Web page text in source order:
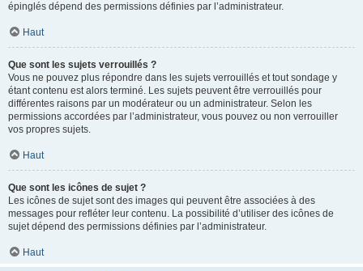
épinglés dépend des permissions définies par l’administrateur.
Haut
Que sont les sujets verrouillés ?
Vous ne pouvez plus répondre dans les sujets verrouillés et tout sondage y
étant contenu est alors terminé. Les sujets peuvent être verrouillés pour
différentes raisons par un modérateur ou un administrateur. Selon les
permissions accordées par l’administrateur, vous pouvez ou non verrouiller
vos propres sujets.
Haut
Que sont les icônes de sujet ?
Les icônes de sujet sont des images qui peuvent être associées à des
messages pour refléter leur contenu. La possibilité d’utiliser des icônes de
sujet dépend des permissions définies par l’administrateur.
Haut